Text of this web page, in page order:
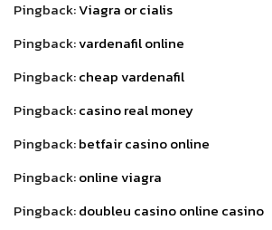
Pingback:Viagra or cialis
Pingback:vardenafil online
Pingback:cheap vardenafil
Pingback:casino real money
Pingback:betfair casino online
Pingback:online viagra
Pingback:doubleu casino online casino